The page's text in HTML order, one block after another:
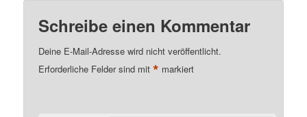
Schreibe einen Kommentar
Deine E-Mail-Adresse wird nicht veröffentlicht.
Erforderliche Felder sind mit* markiert